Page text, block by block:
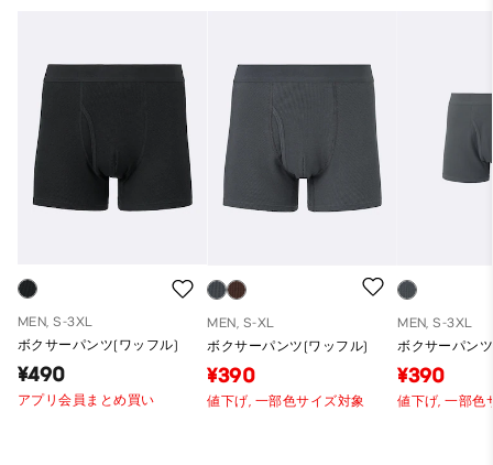
MEN, S-3XL
ボクサーパンツ(ワッフル)
¥490
アプリ会員まとめ買い
MEN, S-XL
ボクサーパンツ(ワッフル)
¥390
値下げ, 一部色サイズ対象
MEN, S-3XL
ボクサーパン
¥390
値下げ,一部色